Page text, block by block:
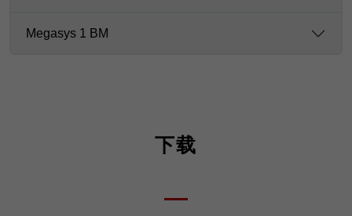
Megasys 1 BM
下载